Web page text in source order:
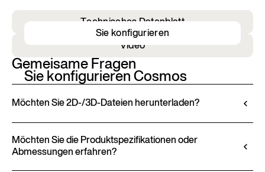
Technisches Datenblatt
Video
Sie konfigurieren Cosmos
Sie konfigurieren
Gemeisame Fragen
Möchten Sie 2D-/3D-Dateien herunterladen?
Anpassung seiner Produkte über den 3D-
Konfigurator. Dieses Tool erlaubt es Ihnen, das
Produkt mit den ausgewählten Ausführungen und
Möchten Sie die Produktspezifikationen oder
Abmessungen erfahren?